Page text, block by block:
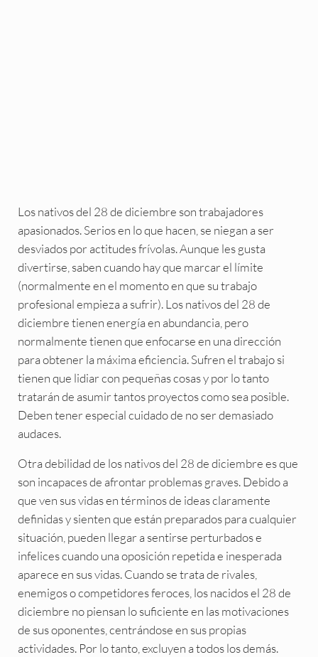
Los nativos del 28 de diciembre son trabajadores
apasionados. Serios en lo que hacen, se niegan a ser
desviados por actitudes frívolas. Aunque les gusta
divertirse, saben cuando hay que marcar el límite
(normalmente en el momento en que su trabajo
profesional empieza a sufrir). Los nativos del 28 de
diciembre tienen energía en abundancia, pero
normalmente tienen que enfocarse en una dirección
para obtener la máxima eficiencia. Sufren el trabajo si
tienen que lidiar con pequeñas cosas y por lo tanto
tratarán de asumir tantos proyectos como sea posible.
Deben tener especial cuidado de no ser demasiado
audaces.
Otra debilidad de los nativos del 28 de diciembre es que
son incapaces de afrontar problemas graves. Debido a
que ven sus vidas en términos de ideas claramente
definidas y sienten que están preparados para cualquier
situación, pueden llegar a sentirse perturbados e
infelices cuando una oposición repetida e inesperada
aparece en sus vidas. Cuando se trata de rivales,
enemigos o competidores feroces, los nacidos el 28 de
diciembre no piensan lo suficiente en las motivaciones
de sus oponentes, centrándose en sus propias
actividades. Por lo tanto, excluyen a todos los demás.